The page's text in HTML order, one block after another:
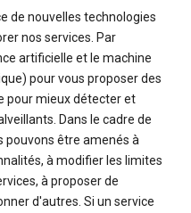
de nouvelles technologies
nos services. Par
artificielle et le machine
pour vous proposer des
pour mieux détecter et
Dans le cadre de
pouvons être amenés à
à modifier les limites
à proposer de
d'autres. Si un service